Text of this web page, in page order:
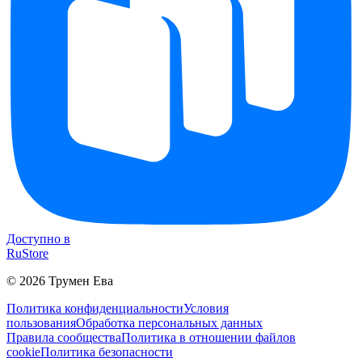
Доступно в
RuStore
© 2026 Трумен Ева
Политика конфиденциальностиУсловия
пользованияОбработка персональных данных
Правила сообществаПолитика в отношении файлов
cookieПолитика безопасности